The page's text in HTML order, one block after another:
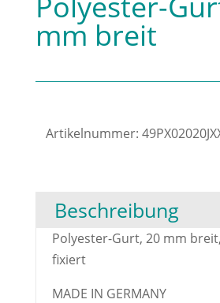
mm breit
Artikelnummer:
Beschreibung
Polyester-Gurt, 20 mm
fixiert
MADE IN GERMANY